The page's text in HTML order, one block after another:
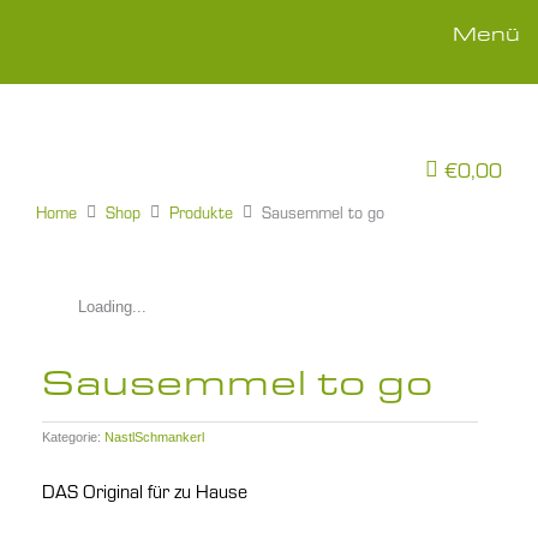
Menü
€0,00
Home Shop Produkte Sausemmel to go
Sausemmel to go
Kategorie: NastlSchmankerl
DAS Original für zu Hause
Loading...